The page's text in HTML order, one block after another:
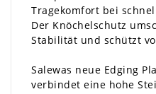
Tragekomfort bei
Der Knöchelschutz
Stabilität und schützt
Salewas neue Edging
verbindet eine hohe